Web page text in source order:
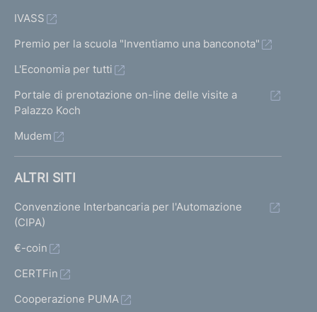
IVASS
Premio per la scuola "Inventiamo una banconota"
L'Economia per tutti
Portale di prenotazione on-line delle visite a
Palazzo Koch
Mudem
ALTRI SITI
Convenzione Interbancaria per l'Automazione
(CIPA)
€-coin
CERTFin
Cooperazione PUMA